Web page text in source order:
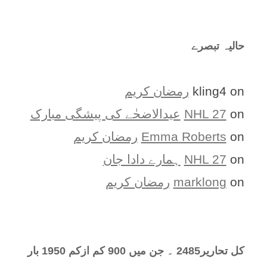
حالیہ تبصرے
kling4 on
رمضان کریم
NHL 27 on
عیدالاضحٰے کی پیشگی مبارک
Emma Roberts on
رمضان کریم
NHL 27 on
ہمارے دادا جان
marklong on رمضان کریم
کل تحارير2485 ۔ جن میں 900 کم ازکم 1950 بار